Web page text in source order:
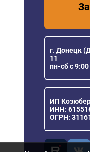
г. Донецк
11
пн-сб с
ИП
ИНН:
ОГРН: